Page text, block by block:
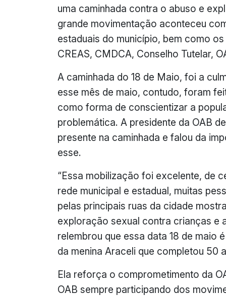
uma caminhada contra o abuso e
grande movimentação aconteceu
estaduais do município, bem como
CREAS, CMDCA, Conselho Tutelar,
A caminhada do 18 de Maio, foi a
esse mês de maio, contudo, foram
como forma de conscientizar a
problemática. A presidente da OAB
presente na caminhada e falou da
esse.
“Essa mobilização foi excelente, de
rede municipal e estadual, muitas
pelas principais ruas da cidade
exploração sexual contra crianças e
relembrou que essa data 18 de maio
da menina Araceli que completou 50
Ela reforça o comprometimento da
OAB sempre participando dos